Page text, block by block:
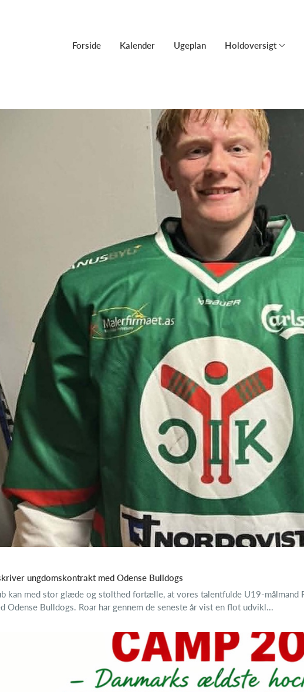
Forside Kalender Ugeplan Holdoversigt
ungdomskontrakt med Odense Bulldogs
kan med stor glæde og stolthed fortælle, at vores talentfulde U19-målmand
Odense Bulldogs. Roar har gennem de seneste år vist en flot udvikl...